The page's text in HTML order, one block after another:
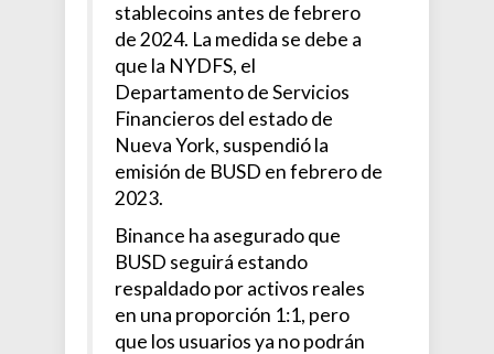
stablecoins antes de febrero
de 2024. La medida se debe a
que la NYDFS, el
Departamento de Servicios
Financieros del estado de
Nueva York, suspendió la
emisión de BUSD en febrero de
2023.
Binance ha asegurado que
BUSD seguirá estando
respaldado por activos reales
en una proporción 1:1, pero
que los usuarios ya no podrán